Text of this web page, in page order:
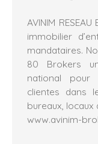
AVINIM
immobilier
mandataires.
80 Brokers
national pour
clientes dans
bureaux, locaux
www.avinim-